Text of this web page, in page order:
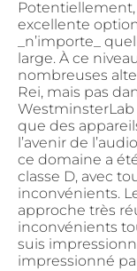
excellente
_n’importe_
large. À ce
nombreuses
Rei, mais pas
que des
l’avenir de
ce domaine a
classe D, avec
inconvénients.
approche très
inconvénients
suis
impressionné